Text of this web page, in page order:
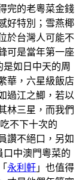
完的老粵菜金錢
好特別；雪燕椰
於台灣人可能不
可是當年第一座
如日中天的周
華，六星級飯店
過江之鯽，若以
林三星，而我們
不下十次的
讚不絕口，另如
口中澳門粵菜的
永利軒 」也值得